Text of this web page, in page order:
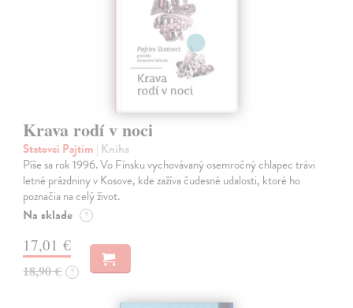
Krava rodí v noci
Statovci Pajtim | Kniha
Píše sa rok 1996. Vo Fínsku vychovávaný osemročný chlapec trávi
letné prázdniny v Kosove, kde zažíva čudesné udalosti, ktoré ho
poznačia na celý život.
Na sklade ?
17,01 €
18,90 € ?